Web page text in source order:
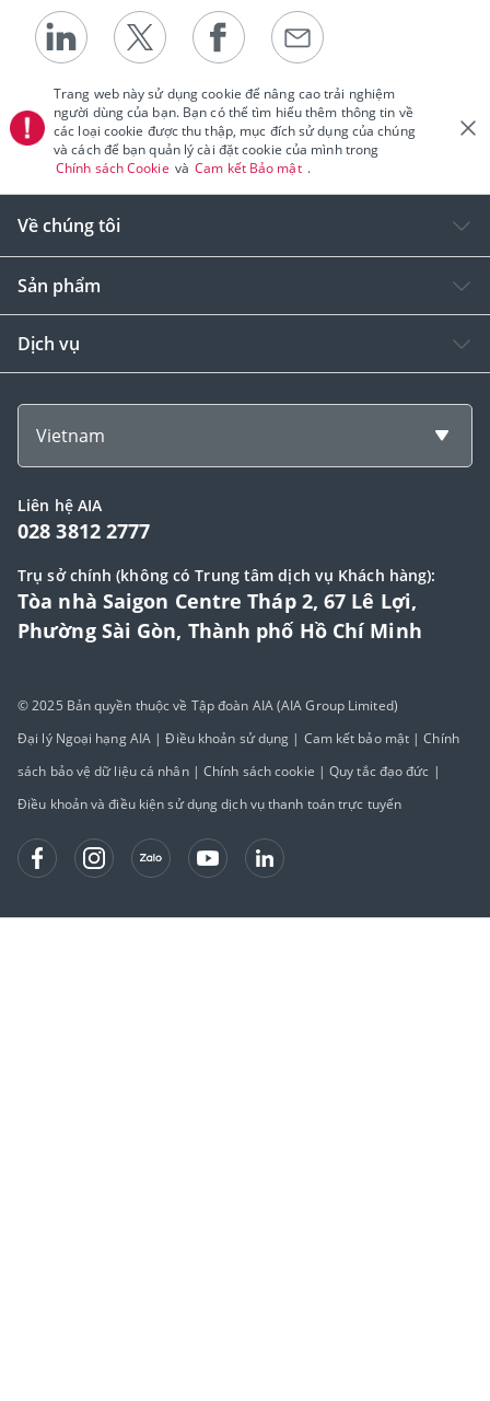
Trang web này sử dụng cookie để nâng cao trải nghiệm
người dùng của bạn. Bạn có thể tìm hiểu thêm thông tin về
các loại cookie được thu thập, mục đích sử dụng của chúng
và cách để bạn quản lý cài đặt cookie của mình trong
Chính sách Cookie và Cam kết Bảo mật .
Về chúng tôi
Sản phẩm
Dịch vụ
Vietnam
Liên hệ AIA
028 3812 2777
Trụ sở chính (không có Trung tâm dịch vụ Khách hàng):
Tòa nhà Saigon Centre Tháp 2, 67 Lê Lợi,
Phường Sài Gòn, Thành phố Hồ Chí Minh
© 2025 Bản quyền thuộc về Tập đoàn AIA (AIA Group Limited)
Đại lý Ngoại hạng AIA |Điều khoản sử dụng | Cam kết bảo mật |Chính
sách bảo vệ dữ liệu cá nhân|Chính sách cookie |Quy tắc đạo đức |
Điều khoản và điều kiện sử dụng dịch vụ thanh toán trực tuyến